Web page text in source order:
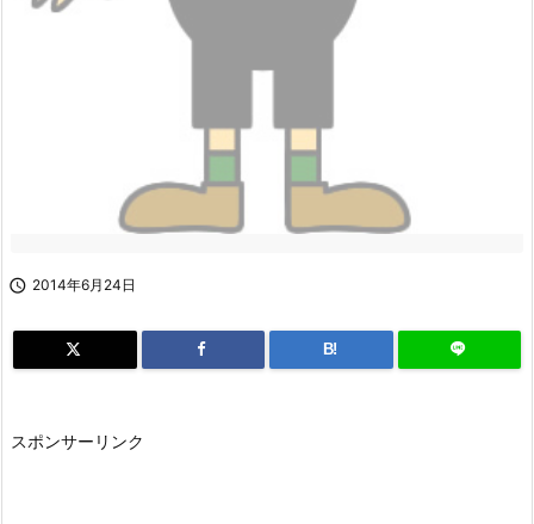
 2014年6月24日
B!
スポンサーリンク